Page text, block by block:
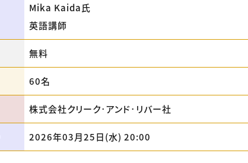
Mika Kaida氏
英語講師
無料
60名
株式会社クリーク･アンド･リバー社
2026年03月25日(水) 20:00